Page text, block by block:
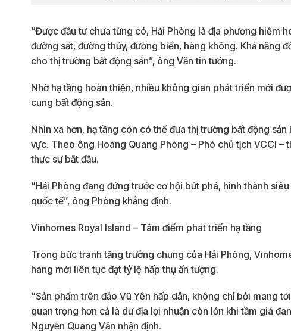
“Được đầu tư chưa từng có, Hải Phòng là địa phương hiếm
đường sắt, đường thủy, đường biển, hàng không. Khả năng
cho thị trường bất động sản”, ông Văn tin tưởng.
Nhờ hạ tầng hoàn thiện, nhiều không gian phát triển mới
cung bất động sản.
Nhìn xa hơn, hạ tầng còn có thể đưa thị trường bất động
vực. Theo ông Hoàng Quang Phòng – Phó chủ tịch VCCI –
thực sự bắt đầu.
“Hải Phòng đang đứng trước cơ hội bứt phá, hình thành
quốc tế”, ông Phòng khẳng định.
Vinhomes Royal Island – Tâm điểm phát triển hạ tầng
Trong bức tranh tăng trưởng chung của Hải Phòng,
hàng mới liên tục đạt tỷ lệ hấp thụ ấn tượng.
“Sản phẩm trên đảo Vũ Yên hấp dẫn, không chỉ bởi mang
quan trọng hơn cả là dư địa lợi nhuận còn lớn khi tầm giá
Nguyễn Quang Văn nhận định.